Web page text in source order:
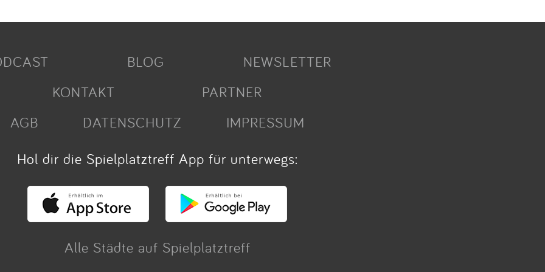
BLOG
NEWSLETTER
KONTAKT
PARTNER
AGB
DATENSCHUTZ
IMPRESSUM
Hol dir die Spielplatztreff App für unterwegs:
Alle Städte auf Spielplatztreff